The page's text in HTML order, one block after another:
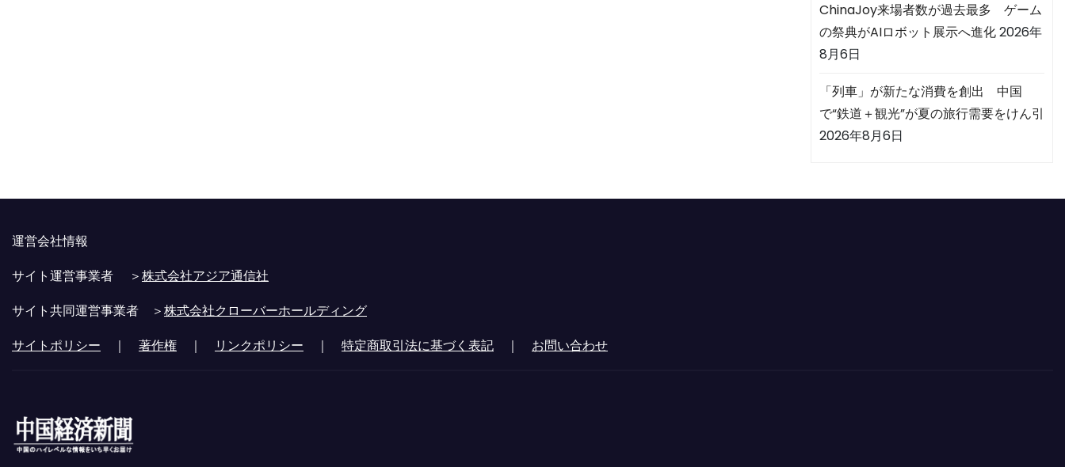
ChinaJoy来場者数が過去最多 ゲーム
の祭典がAIロボット展示へ進化2026年
8月6日
「列車」が新たな消費を創出 中国
で“鉄道＋観光”が夏の旅行需要をけん引
2026年8月6日
運営会社情報
サイト運営事業者 ＞株式会社アジア通信社
サイト共同運営事業者 ＞株式会社クローバーホールディング
サイトポリシー ｜ 著作権 ｜ リンクポリシー ｜ 特定商取引法に基づく表記 ｜ お問い合わせ